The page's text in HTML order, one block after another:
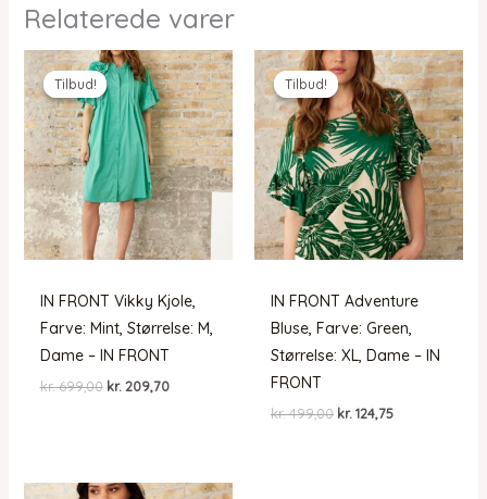
Relaterede varer
Tilbud!
Tilbud!
IN FRONT Vikky Kjole,
Farve: Mint, Størrelse: M,
Dame – IN FRONT
kr.699,00 Den
kr. 209,70Den
Tilbud!
Tilbud!
IN FRONT Adventure
Bluse, Farve: Green,
Størrelse: XL, Dame – IN
FRONT
kr.499,00 Den
kr. 124,75Den